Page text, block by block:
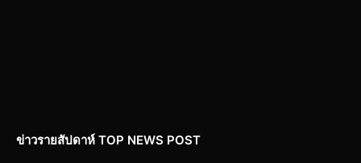
ข่าวรายสัปดาห์ TOP NEWS POST